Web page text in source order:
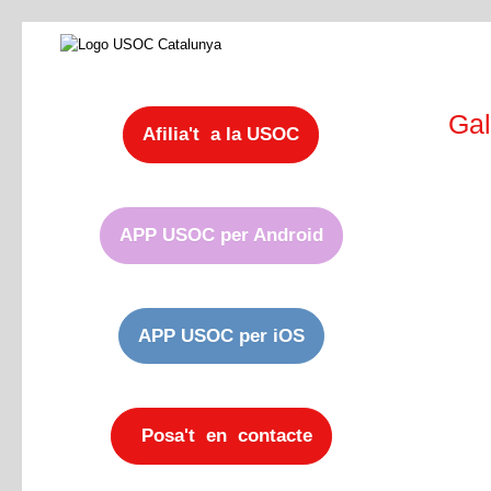
Afilia't a la USOC
APP USOC per Android
APP USOC per iOS
Posa't en contacte